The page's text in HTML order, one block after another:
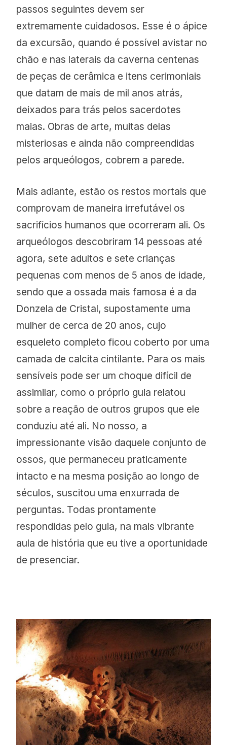
passos seguintes devem ser
extremamente cuidadosos. Esse é o ápice
da excursão, quando é possível avistar no
chão e nas laterais da caverna centenas
de peças de cerâmica e itens cerimoniais
que datam de mais de mil anos atrás,
deixados para trás pelos sacerdotes
maias. Obras de arte, muitas delas
misteriosas e ainda não compreendidas
pelos arqueólogos, cobrem a parede.
Mais adiante, estão os restos mortais que
comprovam de maneira irrefutável os
sacrifícios humanos que ocorreram ali. Os
arqueólogos descobriram 14 pessoas até
agora, sete adultos e sete crianças
pequenas com menos de 5 anos de idade,
sendo que a ossada mais famosa é a da
Donzela de Cristal, supostamente uma
mulher de cerca de 20 anos, cujo
esqueleto completo ficou coberto por uma
camada de calcita cintilante. Para os mais
sensíveis pode ser um choque difícil de
assimilar, como o próprio guia relatou
sobre a reação de outros grupos que ele
conduziu até ali. No nosso, a
impressionante visão daquele conjunto de
ossos, que permaneceu praticamente
intacto e na mesma posição ao longo de
séculos, suscitou uma enxurrada de
perguntas. Todas prontamente
respondidas pelo guia, na mais vibrante
aula de história que eu tive a oportunidade
de presenciar.